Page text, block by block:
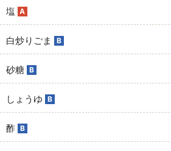
塩 A
白炒りごま B
砂糖 B
しょうゆ B
酢 B